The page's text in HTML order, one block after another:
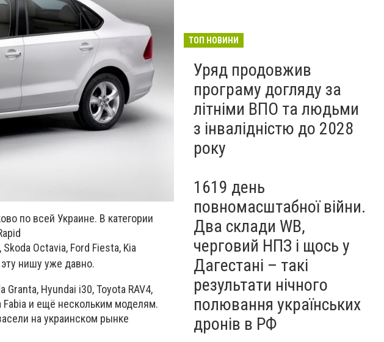
по всей Украине. В категории
Skoda Octavia, Ford Fiesta, Kia
нишу уже давно.
Hyundai i30, Toyota RAV4,
Fabia и ещё нескольким моделям.
на украинском рынке
Бєдняков зіграє тата
новому українському
фільмі, - ФОТО
5 серпня
ТОП НОВИНИ
Уряд продовжив
програму догляду за
літніми ВПО та людьми
з інвалідністю до 2028
року
1619 день
повномасштабної війни.
Два склади WB,
черговий НПЗ і щось у
Дагестані – такі
результати нічного
полювання українських
дронів в РФ